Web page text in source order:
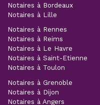
Notaires à Bordeaux
Notaires à Lille
Notaires à Rennes
Notaires à Reims
Notaires à Le Havre
Notaires à Saint-Etienne
Notaires à Toulon
Notaires à Grenoble
Notaires à Dijon
Notaires à Angers